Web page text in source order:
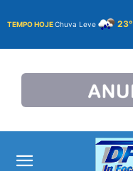
TEMPO HOJEChuva Leve 23°